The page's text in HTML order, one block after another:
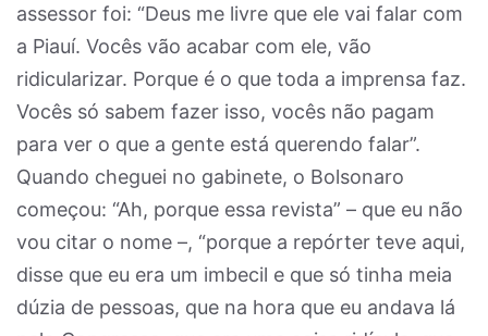
assessor foi: “Deus me livre que ele vai falar com
a Piauí. Vocês vão acabar com ele, vão
ridicularizar. Porque é o que toda a imprensa faz.
Vocês só sabem fazer isso, vocês não pagam
para ver o que a gente está querendo falar”.
Quando cheguei no gabinete, o Bolsonaro
começou: “Ah, porque essa revista” – que eu não
vou citar o nome –, “porque a repórter teve aqui,
disse que eu era um imbecil e que só tinha meia
dúzia de pessoas, que na hora que eu andava lá